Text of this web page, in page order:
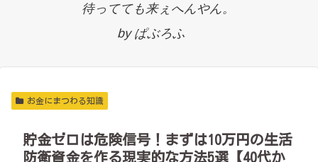
待ってても来ぇへんやん。
by ぱぶろふ
お金にまつわる知識
貯金ゼロは危険信号！まずは10万円の生活
防衛資金を作る現実的な方法5選【40代か